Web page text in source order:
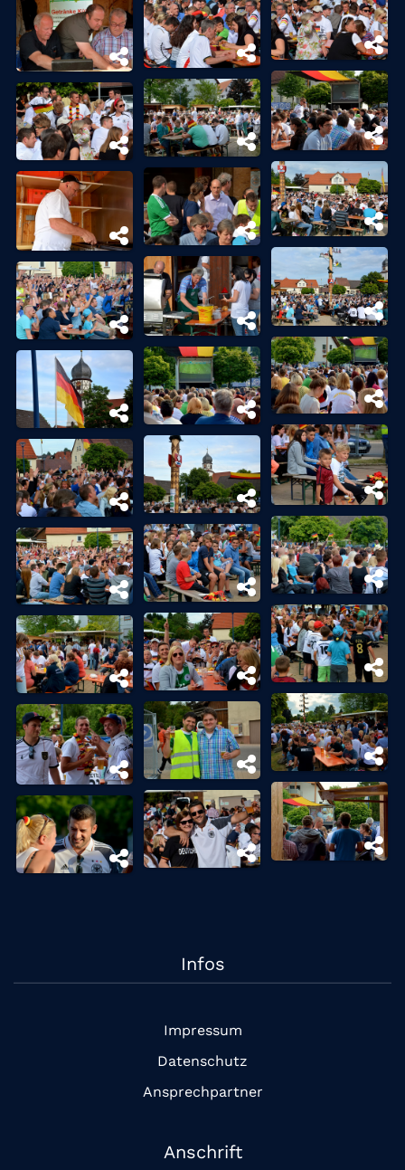
Infos
Impressum
Datenschutz
Ansprechpartner
Anschrift